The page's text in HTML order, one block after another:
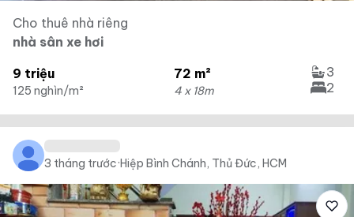
Cho thuê nhà riêng
nhà sân xe hơi
9 triệu
125 nghìn/m²
72 m²
4 x 18m
3
2
3 tháng trước·Hiệp Bình Chánh, Thủ Đức, HCM